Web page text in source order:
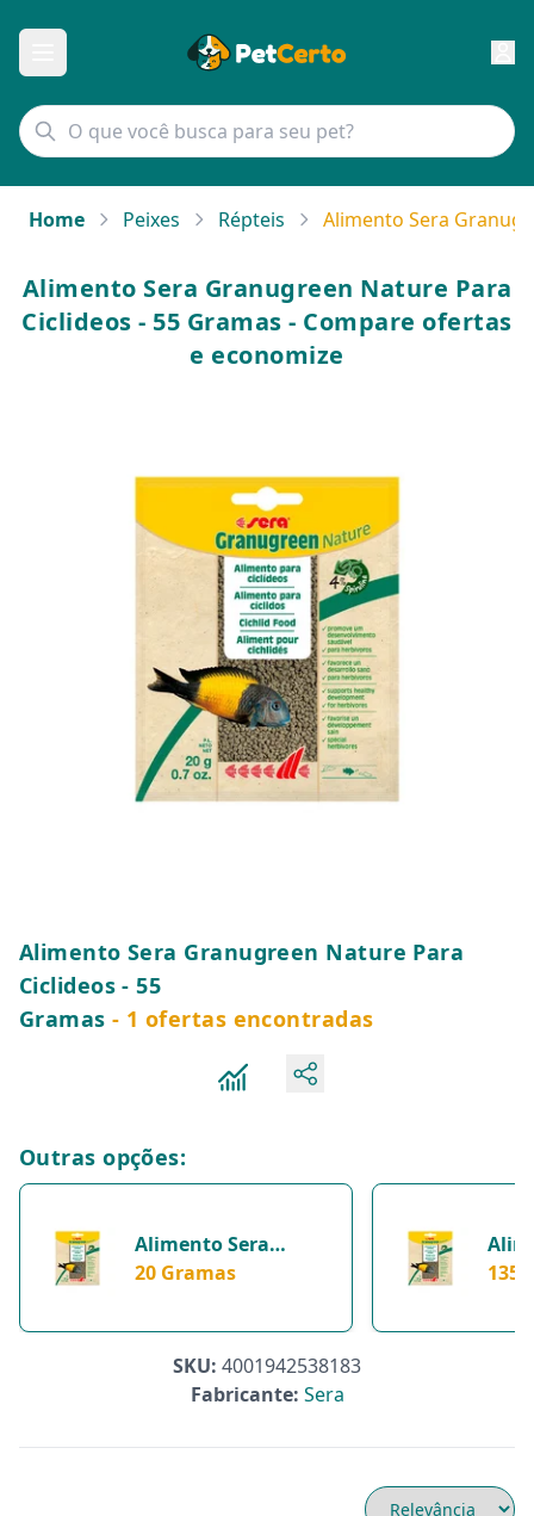
Home Peixes Répteis Alimento Sera
Alimento Sera Granugreen Nature Para
Ciclideos - 55 Gramas - Compare ofertas
e economize
Alimento Sera Granugreen Nature Para
Ciclideos - 55
Gramas - 1 ofertas encontradas
Outras opções:
Alimento Sera
Granugreen Nature
Gramas
20 Gramas 135
SKU: 4001942538183
Fabricante: Sera